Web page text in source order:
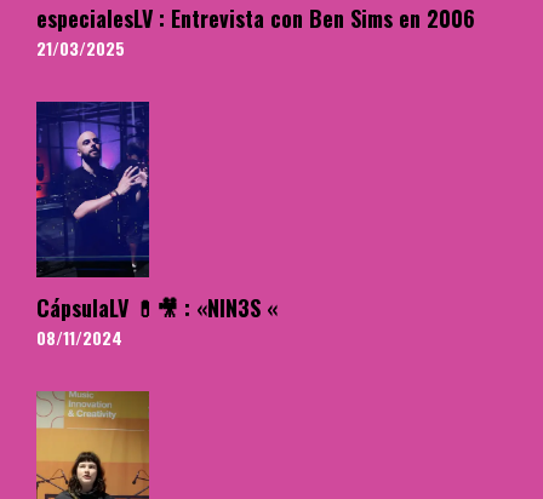
especialesLV : Entrevista con Ben Sims en 2006
21/03/2025
CápsulaLV 💊🎥 : «NIN3S «
08/11/2024